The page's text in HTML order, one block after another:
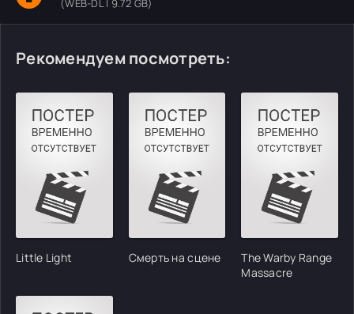
(WEB-DL | 9.72 GB)
Рекомендуем посмотреть:
Little Light Смерть на сцене
The Warby Range
Massacre